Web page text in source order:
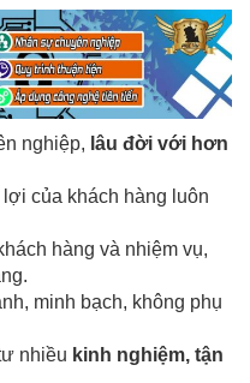
nghiệp, lâu đời với hơn
của khách hàng luôn
hàng và nhiệm vụ,
minh bạch, không phụ
nhiều kinh nghiệm, tận